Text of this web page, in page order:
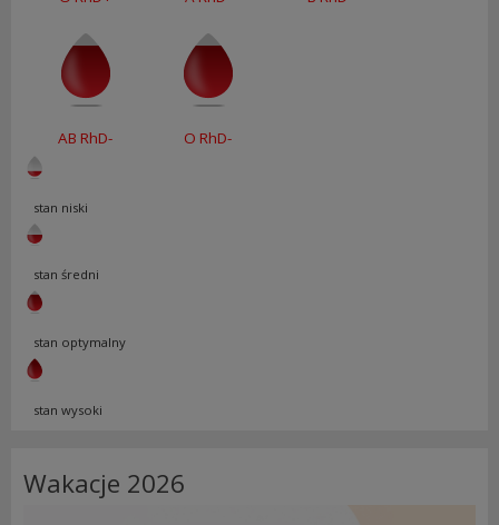
AB RhD- O RhD-
stan niski
stan średni
stan optymalny
stan wysoki
Wakacje 2026